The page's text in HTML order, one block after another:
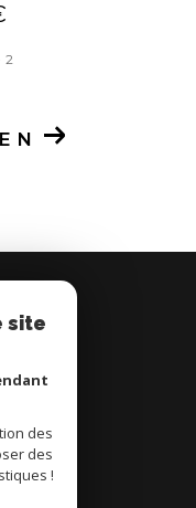
Marty
site
des
des
!